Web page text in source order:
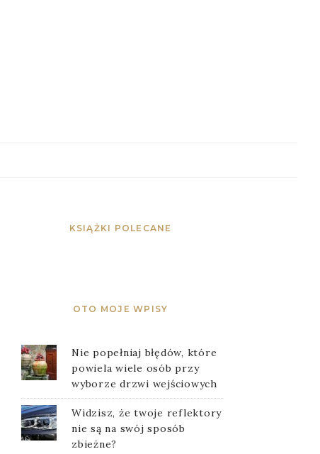
KSIĄŻKI POLECANE
OTO MOJE WPISY
Nie popełniaj błędów, które
powiela wiele osób przy
wyborze drzwi wejściowych
Widzisz, że twoje reflektory
nie są na swój sposób
zbieżne?